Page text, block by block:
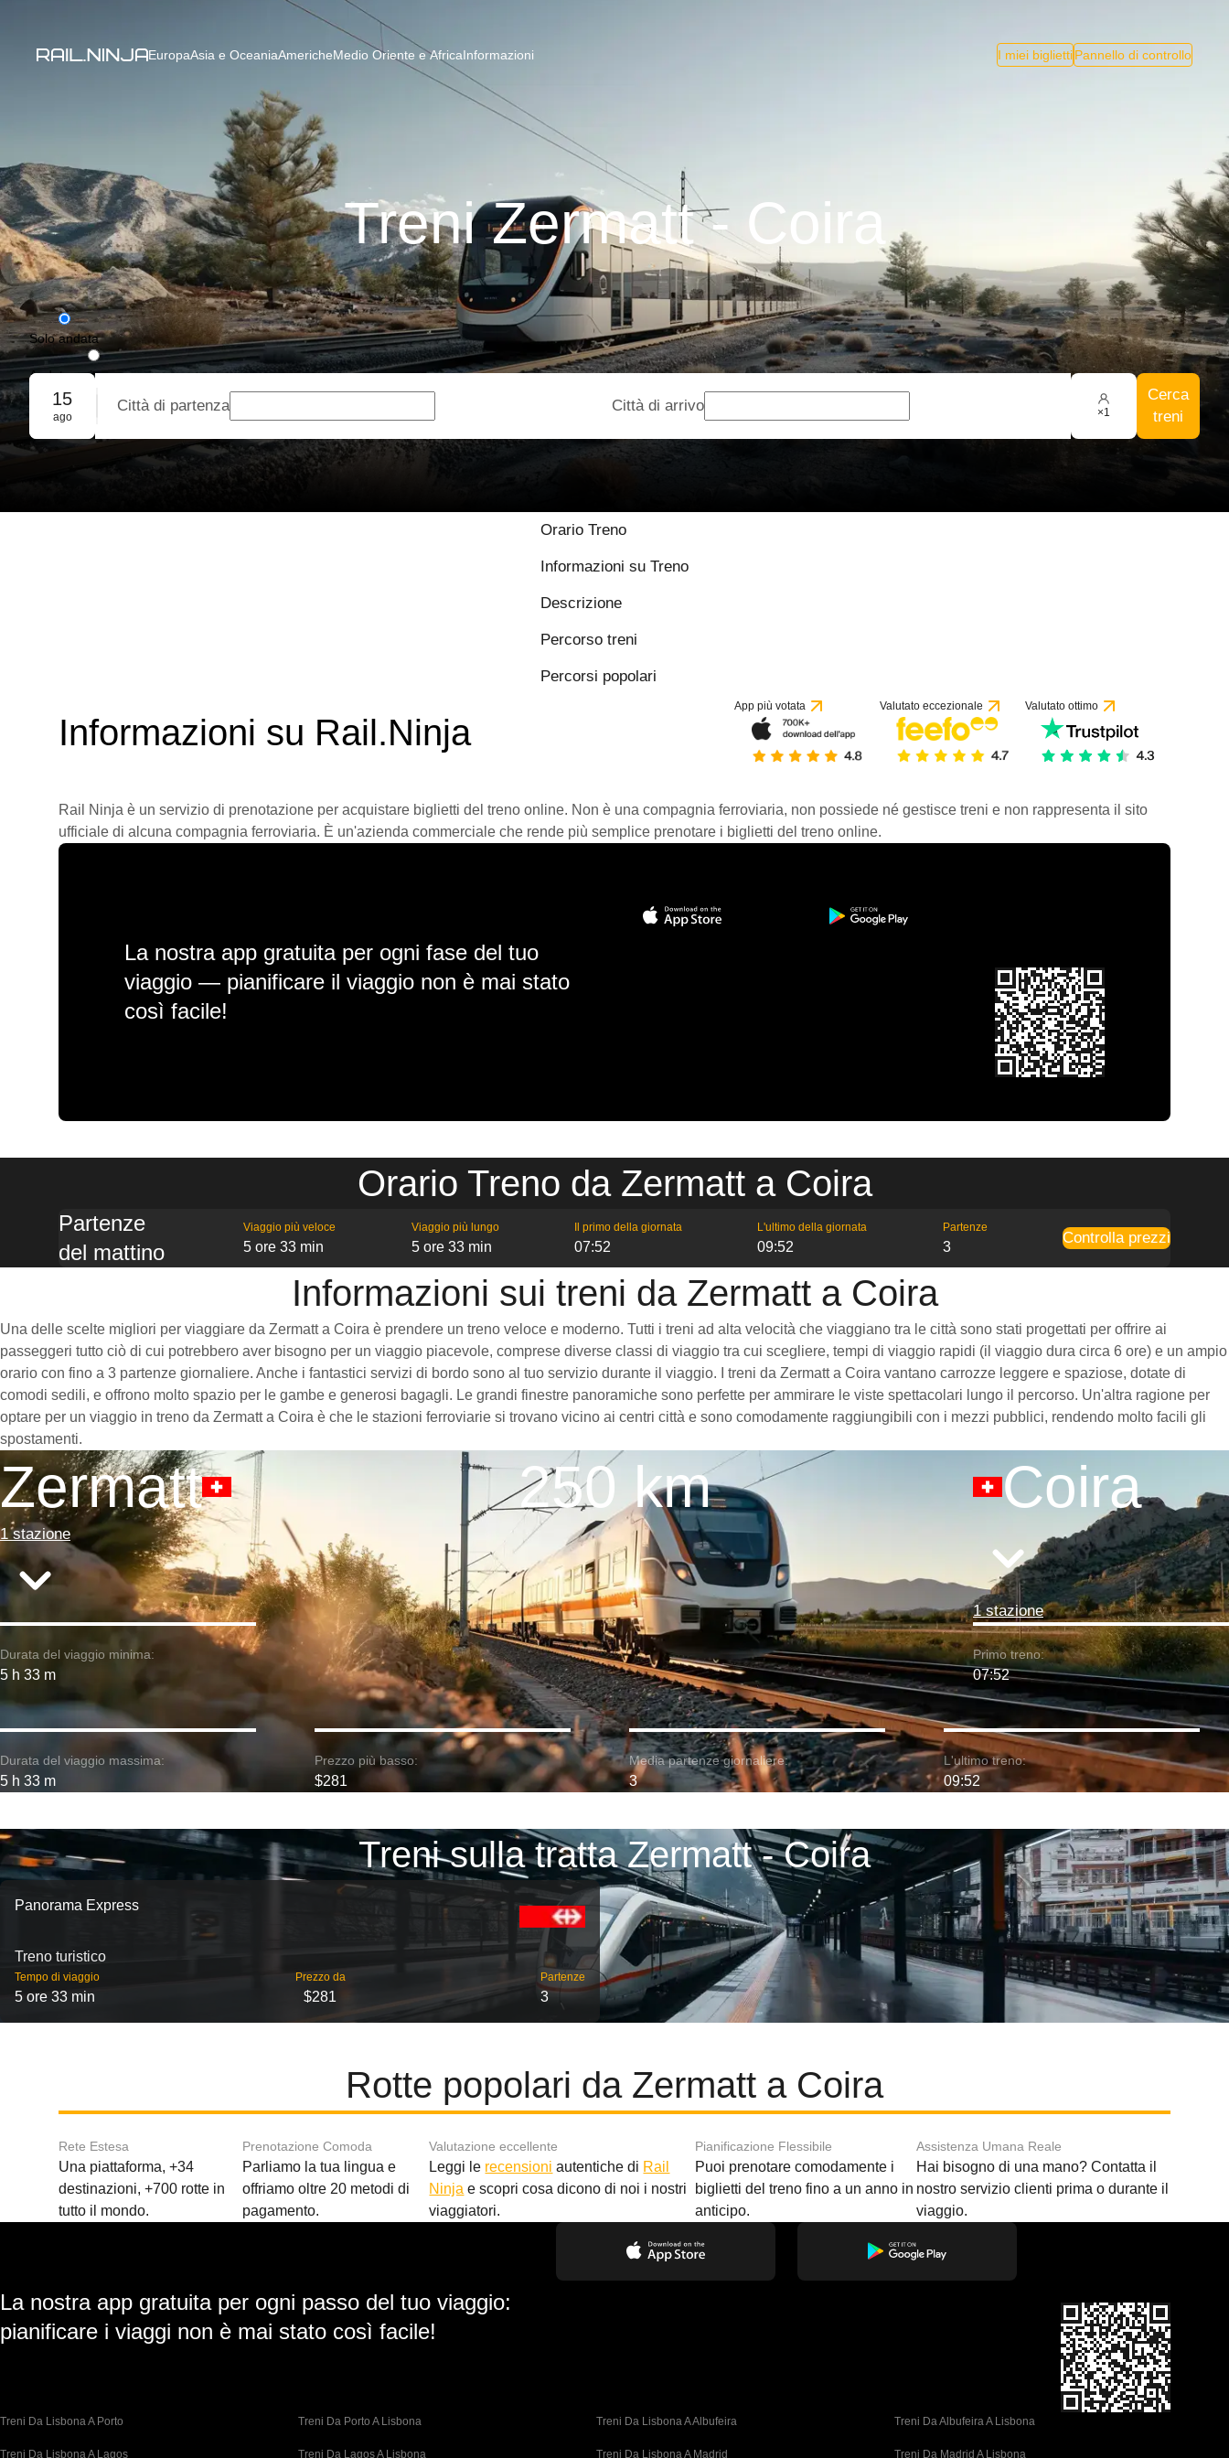
EuropaAsia e OceaniaAmericheMedio Oriente e AfricaInformazioni I miei bigliettiPannello di controllo
Treni Zermatt - Coira
Solo andata
Andata e ritorno
Prenotazione di gruppo
15
ago
Città di partenza Città di arrivo ×1
Cerca
treni
Orario Treno
Informazioni su Treno
Descrizione
Percorso treni
Percorsi popolari
Informazioni su Rail.Ninja
App più votata Valutato eccezionale Valutato ottimo
Rail Ninja è un servizio di prenotazione per acquistare biglietti del treno online. Non è una compagnia ferroviaria, non possiede né gestisce treni e non rappresenta il sito
ufficiale di alcuna compagnia ferroviaria. È un'azienda commerciale che rende più semplice prenotare i biglietti del treno online.
La nostra app gratuita per ogni fase del tuo
viaggio — pianificare il viaggio non è mai stato
così facile!
Orario Treno da Zermatt a Coira
Partenze
del mattino
Viaggio più veloce
5 ore 33 min
Viaggio più lungo
5 ore 33 min
Il primo della giornata
07:52
L'ultimo della giornata
09:52
Partenze
3
Controlla prezzi
Informazioni sui treni da Zermatt a Coira
Una delle scelte migliori per viaggiare da Zermatt a Coira è prendere un treno veloce e moderno. Tutti i treni ad alta velocità che viaggiano tra le città sono stati progettati per offrire ai
passeggeri tutto ciò di cui potrebbero aver bisogno per un viaggio piacevole, comprese diverse classi di viaggio tra cui scegliere, tempi di viaggio rapidi (il viaggio dura circa 6 ore) e un ampio
orario con fino a 3 partenze giornaliere. Anche i fantastici servizi di bordo sono al tuo servizio durante il viaggio. I treni da Zermatt a Coira vantano carrozze leggere e spaziose, dotate di
comodi sedili, e offrono molto spazio per le gambe e generosi bagagli. Le grandi finestre panoramiche sono perfette per ammirare le viste spettacolari lungo il percorso. Un'altra ragione per
optare per un viaggio in treno da Zermatt a Coira è che le stazioni ferroviarie si trovano vicino ai centri città e sono comodamente raggiungibili con i mezzi pubblici, rendendo molto facili gli
spostamenti.
Zermatt
1 stazione
250 km Coira
1 stazione
Durata del viaggio minima:
5 h 33 m
Primo treno:
07:52
Durata del viaggio massima:
5 h 33 m
Prezzo più basso:
$281
Media partenze giornaliere:
3
L'ultimo treno:
09:52
Treni sulla tratta Zermatt - Coira
Panorama Express
Treno turistico
Tempo di viaggio
5 ore 33 min
Prezzo da
$281
Partenze
3
Rotte popolari da Zermatt a Coira
9.8 / 10 basato su 1 recensione
Rete Estesa
Una piattaforma, +34
destinazioni, +700 rotte in
tutto il mondo.
Prenotazione Comoda
Parliamo la tua lingua e
offriamo oltre 20 metodi di
pagamento.
Valutazione eccellente
Leggi le recensioni autentiche di Rail
Ninja e scopri cosa dicono di noi i nostri
viaggiatori.
Pianificazione Flessibile
Puoi prenotare comodamente i
biglietti del treno fino a un anno in
anticipo.
Assistenza Umana Reale
Hai bisogno di una mano? Contatta il
nostro servizio clienti prima o durante il
viaggio.
La nostra app gratuita per ogni passo del tuo viaggio:
pianificare i viaggi non è mai stato così facile!
Treni Da Lisbona A Porto Treni Da Porto A Lisbona Treni Da Lisbona A Albufeira Treni Da Albufeira A Lisbona
Treni Da Lisbona A Lagos Treni Da Lagos A Lisbona Treni Da Lisbona A Madrid Treni Da Madrid A Lisbona